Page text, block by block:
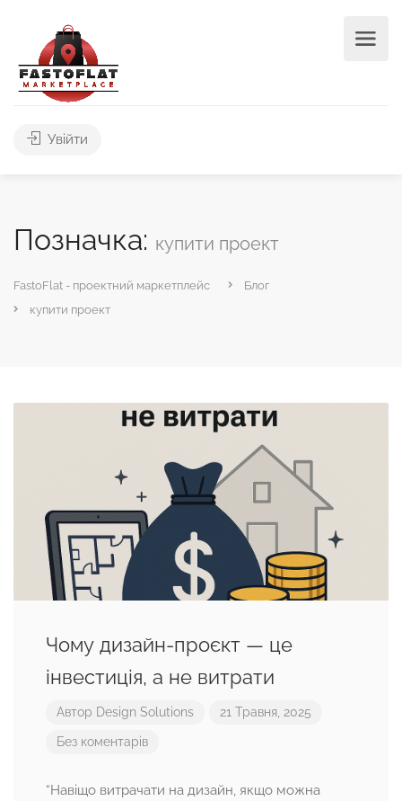
Увійти
Позначка: купити проект
FastoFlat - проектний маркетплейс
Блог
купити проект
Чому дизайн-проєкт — це
інвестиція, а не витрати
Автор Design Solutions 21 Травня, 2025
Без коментарів
“Навіщо витрачати на дизайн, якщо можна